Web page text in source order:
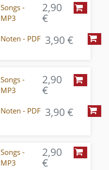
Songs -
MP3
2,90
€
Noten - PDF 3,90 €
Songs -
MP3
2,90
€
Noten - PDF 3,90 €
Songs -
MP3
2,90
€